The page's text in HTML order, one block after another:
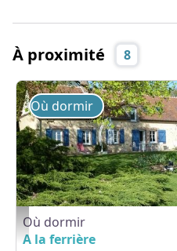
À proximité 8
PHOTO-MAISON-7-- - LaunayAnnick
Où dormir
Où dormir
A la ferrière